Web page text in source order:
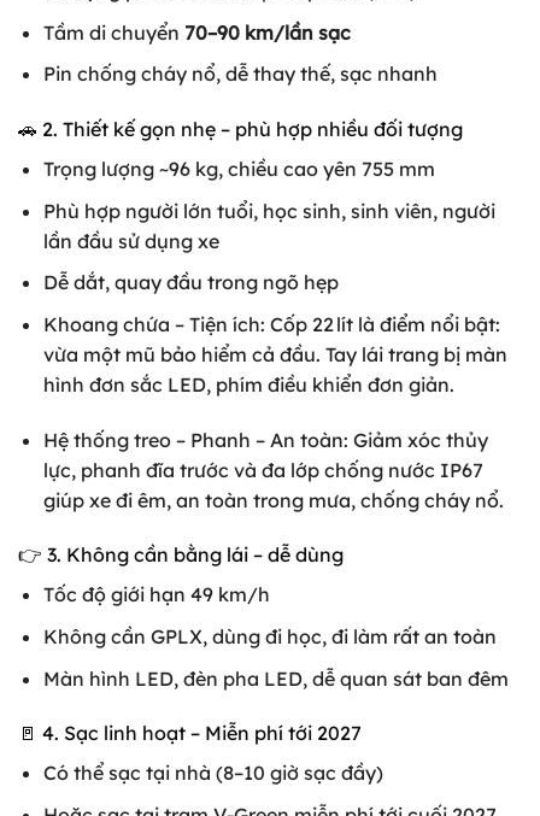
Tầm di chuyển 70–90 km/lần sạc
Pin chống cháy nổ, dễ thay thế, sạc nhanh
🚗 2. Thiết kế gọn nhẹ – phù hợp nhiều đối tượng
Trọng lượng ~96 kg, chiều cao yên 755 mm
Phù hợp người lớn tuổi, học sinh, sinh viên, người
lần đầu sử dụng xe
Dễ dắt, quay đầu trong ngõ hẹp
Khoang chứa – Tiện ích: Cốp 22 lít là điểm nổi bật:
vừa một mũ bảo hiểm cả đầu. Tay lái trang bị màn
hình đơn sắc LED, phím điều khiển đơn giản.
Hệ thống treo – Phanh – An toàn: Giảm xóc thủy
lực, phanh đĩa trước và đa lớp chống nước IP67
giúp xe đi êm, an toàn trong mưa, chống cháy nổ.
👉 3. Không cần bằng lái – dễ dùng
Tốc độ giới hạn 49 km/h
Không cần GPLX, dùng đi học, đi làm rất an toàn
Màn hình LED, đèn pha LED, dễ quan sát ban đêm
🚪 4. Sạc linh hoạt – Miễn phí tới 2027
Có thể sạc tại nhà (8–10 giờ sạc đầy)